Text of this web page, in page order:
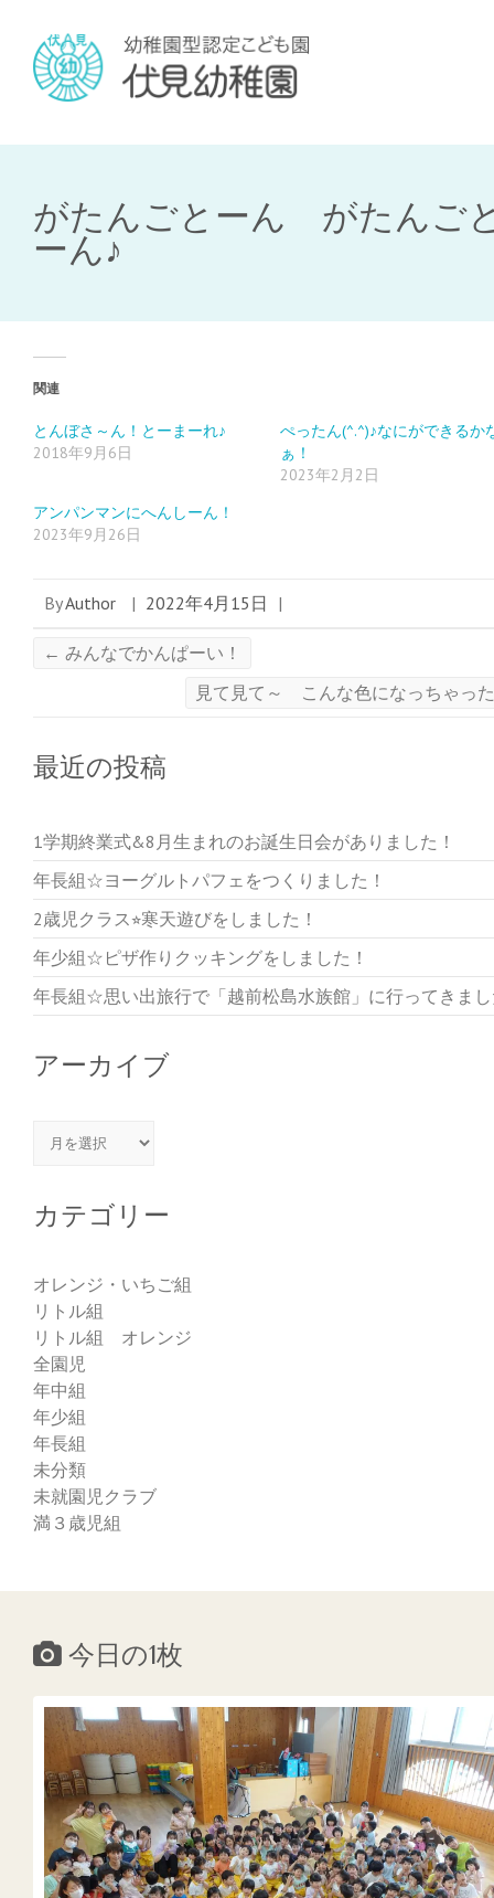
がたんごとーん がたんご
ーん♪
関連
とんぼさ～ん！とーまーれ♪
2018年9月6日
ぺったん(^.^)♪なにができるか
ぁ！
2023年2月2日
アンパンマンにへんしーん！
2023年9月26日
ByAuthor | 2022年4月15日 |
← みんなでかんぱーい！
見て見て～ こんな色になっちゃっ
最近の投稿
1学期終業式&8月生まれのお誕生日会がありました！
年長組☆ヨーグルトパフェをつくりました！
2歳児クラス⭐︎寒天遊びをしました！
年少組☆ピザ作りクッキングをしました！
年長組☆思い出旅行で「越前松島水族館」に行ってきま
アーカイブ
アーカイブ
カテゴリー
オレンジ・いちご組
リトル組
リトル組 オレンジ
全園児
年中組
年少組
年長組
未分類
未就園児クラブ
満３歳児組
今日の1枚